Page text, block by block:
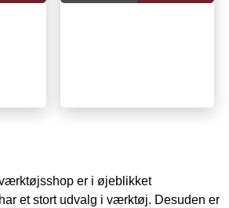
er i øjeblikket
et stort udvalg i værktøj. Desuden er